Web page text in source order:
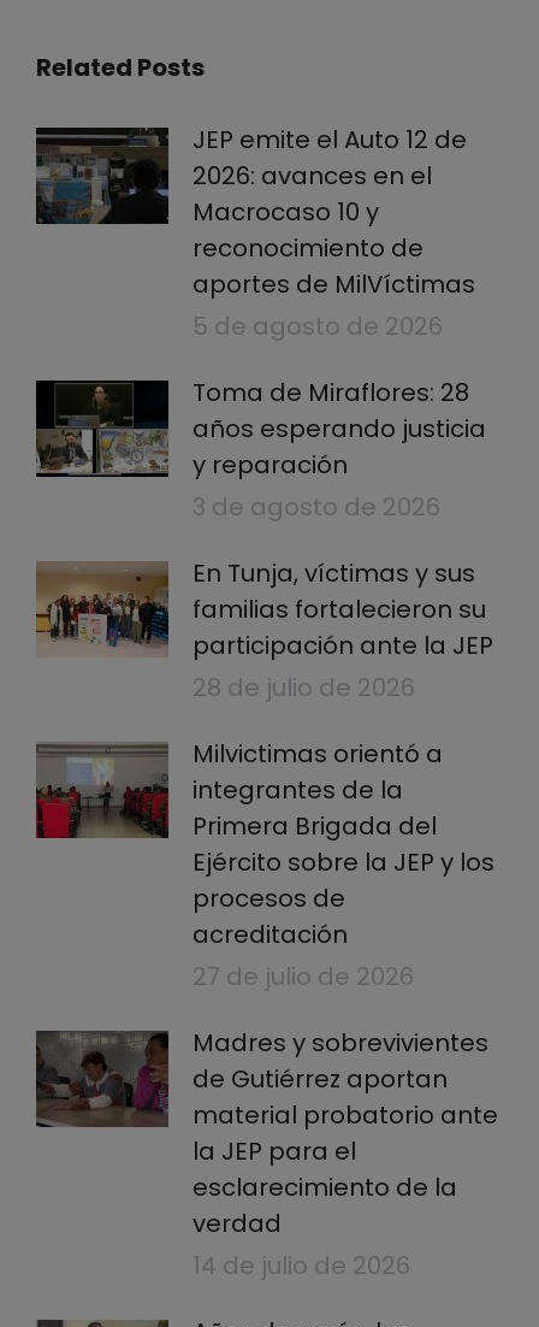
Related Posts
JEP emite el Auto 12 de
2026: avances en el
Macrocaso 10 y
reconocimiento de
aportes de MilVíctimas
5 de agosto de 2026
Toma de Miraflores: 28
años esperando justicia
y reparación
3 de agosto de 2026
En Tunja, víctimas y sus
familias fortalecieron su
participación ante la JEP
28 de julio de 2026
Milvictimas orientó a
integrantes de la
Primera Brigada del
Ejército sobre la JEP y los
procesos de
acreditación
27 de julio de 2026
Madres y sobrevivientes
de Gutiérrez aportan
material probatorio ante
la JEP para el
esclarecimiento de la
verdad
14 de julio de 2026